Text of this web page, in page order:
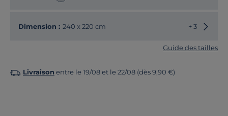
Dimension : 240 x 220 cm + 3
Guide des tailles
Livraison entre le 19/08 et le 22/08 (dès 9,90 €)